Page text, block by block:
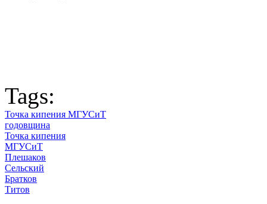
Tags:
Точка кипения МГУСиТ
годовщина
Точка кипения
МГУСиТ
Плешаков
Сельский
Братков
Титов